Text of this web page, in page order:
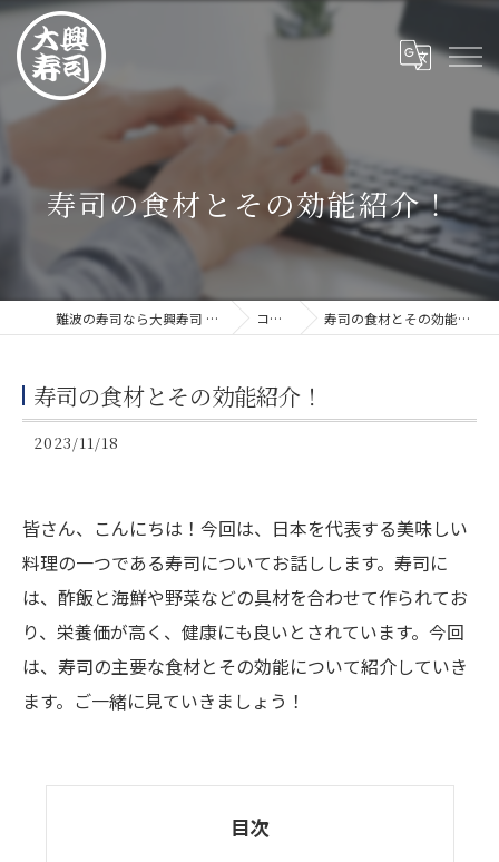
寿司の食材とその効能紹介！
難波の寿司なら大興寿司 難波店 コラム 寿司の食材とその効能紹介！
寿司の食材とその効能紹介！
2023/11/18
皆さん、こんにちは！今回は、日本を代表する美味しい
料理の一つである寿司についてお話しします。寿司に
は、酢飯と海鮮や野菜などの具材を合わせて作られてお
り、栄養価が高く、健康にも良いとされています。今回
は、寿司の主要な食材とその効能について紹介していき
ます。ご一緒に見ていきましょう！
目次